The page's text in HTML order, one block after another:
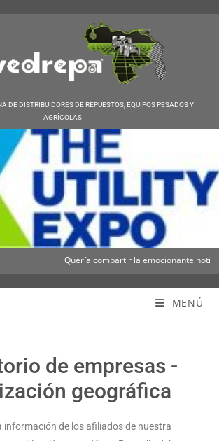
DE DISTRIBUIDORES DE REPUESTOS, EQUIPOS PESADOS Y
AGRÍCOLAS
Quería compartir la emocionante noticia
MENÚ
de empresas -
geográfica
información de los afiliados de nuestra